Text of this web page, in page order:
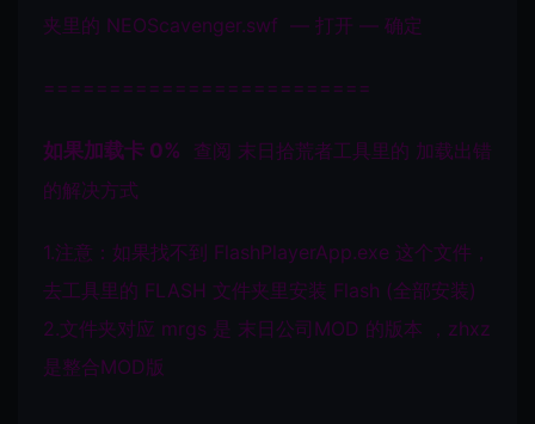
夹里的 NEOScavenger.swf — 打开 — 确定
=========================
如果加载卡 0% 查阅 末日拾荒者工具里的 加载出错
的解决方式
1.注意：如果找不到 FlashPlayerApp.exe 这个文件，
去工具里的 FLASH 文件夹里安装 Flash (全部安装)
2.文件夹对应 mrgs 是 末日公司MOD 的版本 ，zhxz
是整合MOD版